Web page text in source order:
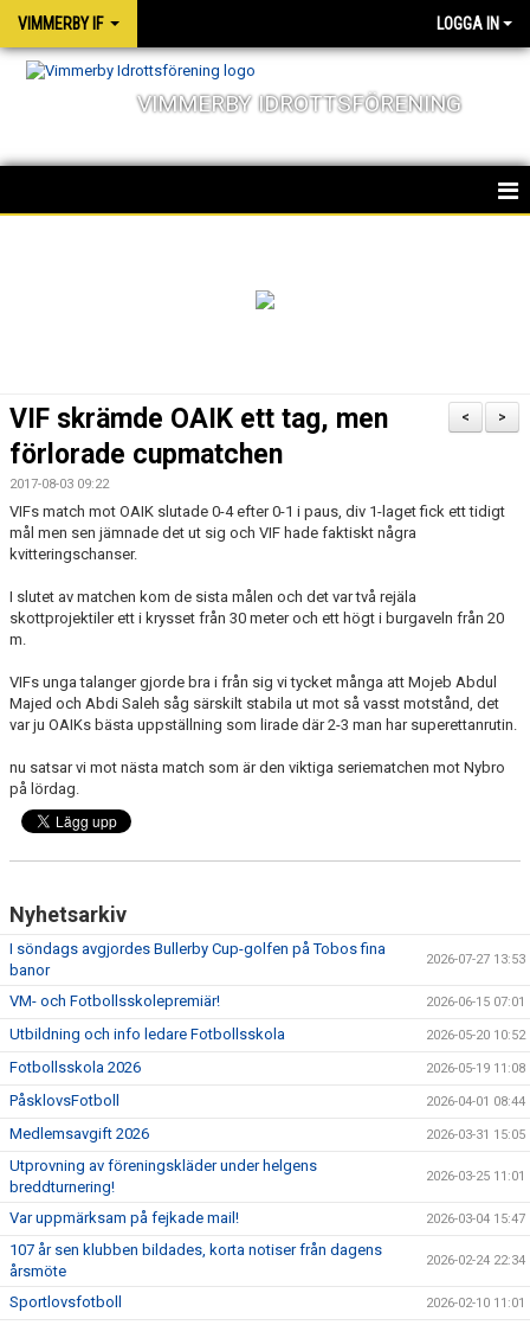
VIMMERBY IF LOGGA IN
VIMMERBY IDROTTSFÖRENING
OM FÖRENINGEN
BARN & UNGDOMSVERKSAMHET
STÖTTA VIF
KONTAKT / BOKNING
>
<
VIF skrämde OAIK ett tag, men
förlorade cupmatchen
2017-08-03 09:22
VIFs match mot OAIK slutade 0-4 efter 0-1 i paus, div 1-laget fick ett tidigt
mål men sen jämnade det ut sig och VIF hade faktiskt några
kvitteringschanser.
I slutet av matchen kom de sista målen och det var två rejäla
skottprojektiler ett i krysset från 30 meter och ett högt i burgaveln från 20
m.
VIFs unga talanger gjorde bra i från sig vi tycket många att Mojeb Abdul
Majed och Abdi Saleh såg särskilt stabila ut mot så vasst motstånd, det
var ju OAIKs bästa uppställning som lirade där 2-3 man har superettanrutin.
nu satsar vi mot nästa match som är den viktiga seriematchen mot Nybro
på lördag.
Nyhetsarkiv
I söndags avgjordes Bullerby Cup-golfen på Tobos fina
banor
2026-07-27 13:53
VM- och Fotbollsskolepremiär! 2026-06-15 07:01
Utbildning och info ledare Fotbollsskola 2026-05-20 10:52
Fotbollsskola 2026 2026-05-19 11:08
PåsklovsFotboll 2026-04-01 08:44
Medlemsavgift 2026 2026-03-31 15:05
Utprovning av föreningskläder under helgens
breddturnering!
2026-03-25 11:01
Var uppmärksam på fejkade mail! 2026-03-04 15:47
107 år sen klubben bildades, korta notiser från dagens
årsmöte
2026-02-24 22:34
Sportlovsfotboll 2026-02-10 11:01